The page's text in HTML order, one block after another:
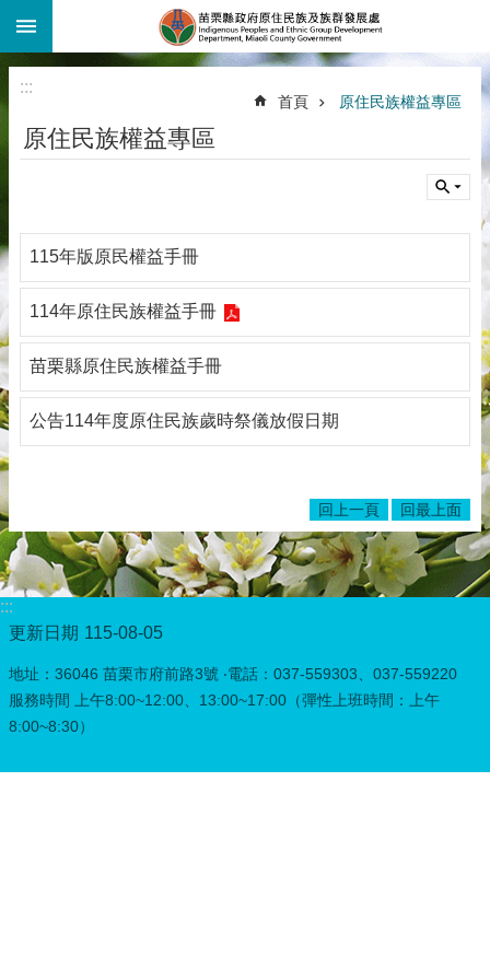
跳到主要內容區塊
:::
首頁 原住民族權益專區
原住民族權益專區
115年版原民權益手冊
114年原住民族權益手冊
苗栗縣原住民族權益手冊
公告114年度原住民族歲時祭儀放假日期
回上一頁 回最上面
:::
更新日期 115-08-05
地址：36046 苗栗市府前路3號 ‧電話：037-559303、037-559220
服務時間 上午8:00~12:00、13:00~17:00（彈性上班時間：上午
8:00~8:30）